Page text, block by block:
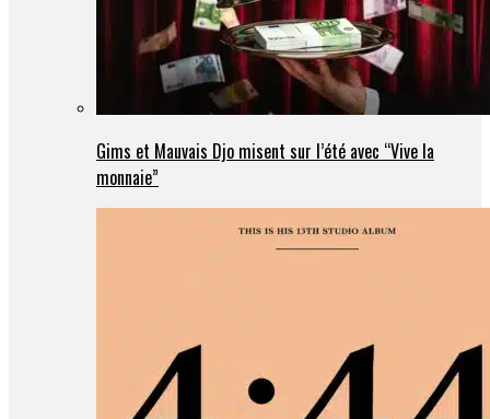
Gims et Mauvais Djo misent sur l’été avec “Vive la
monnaie”